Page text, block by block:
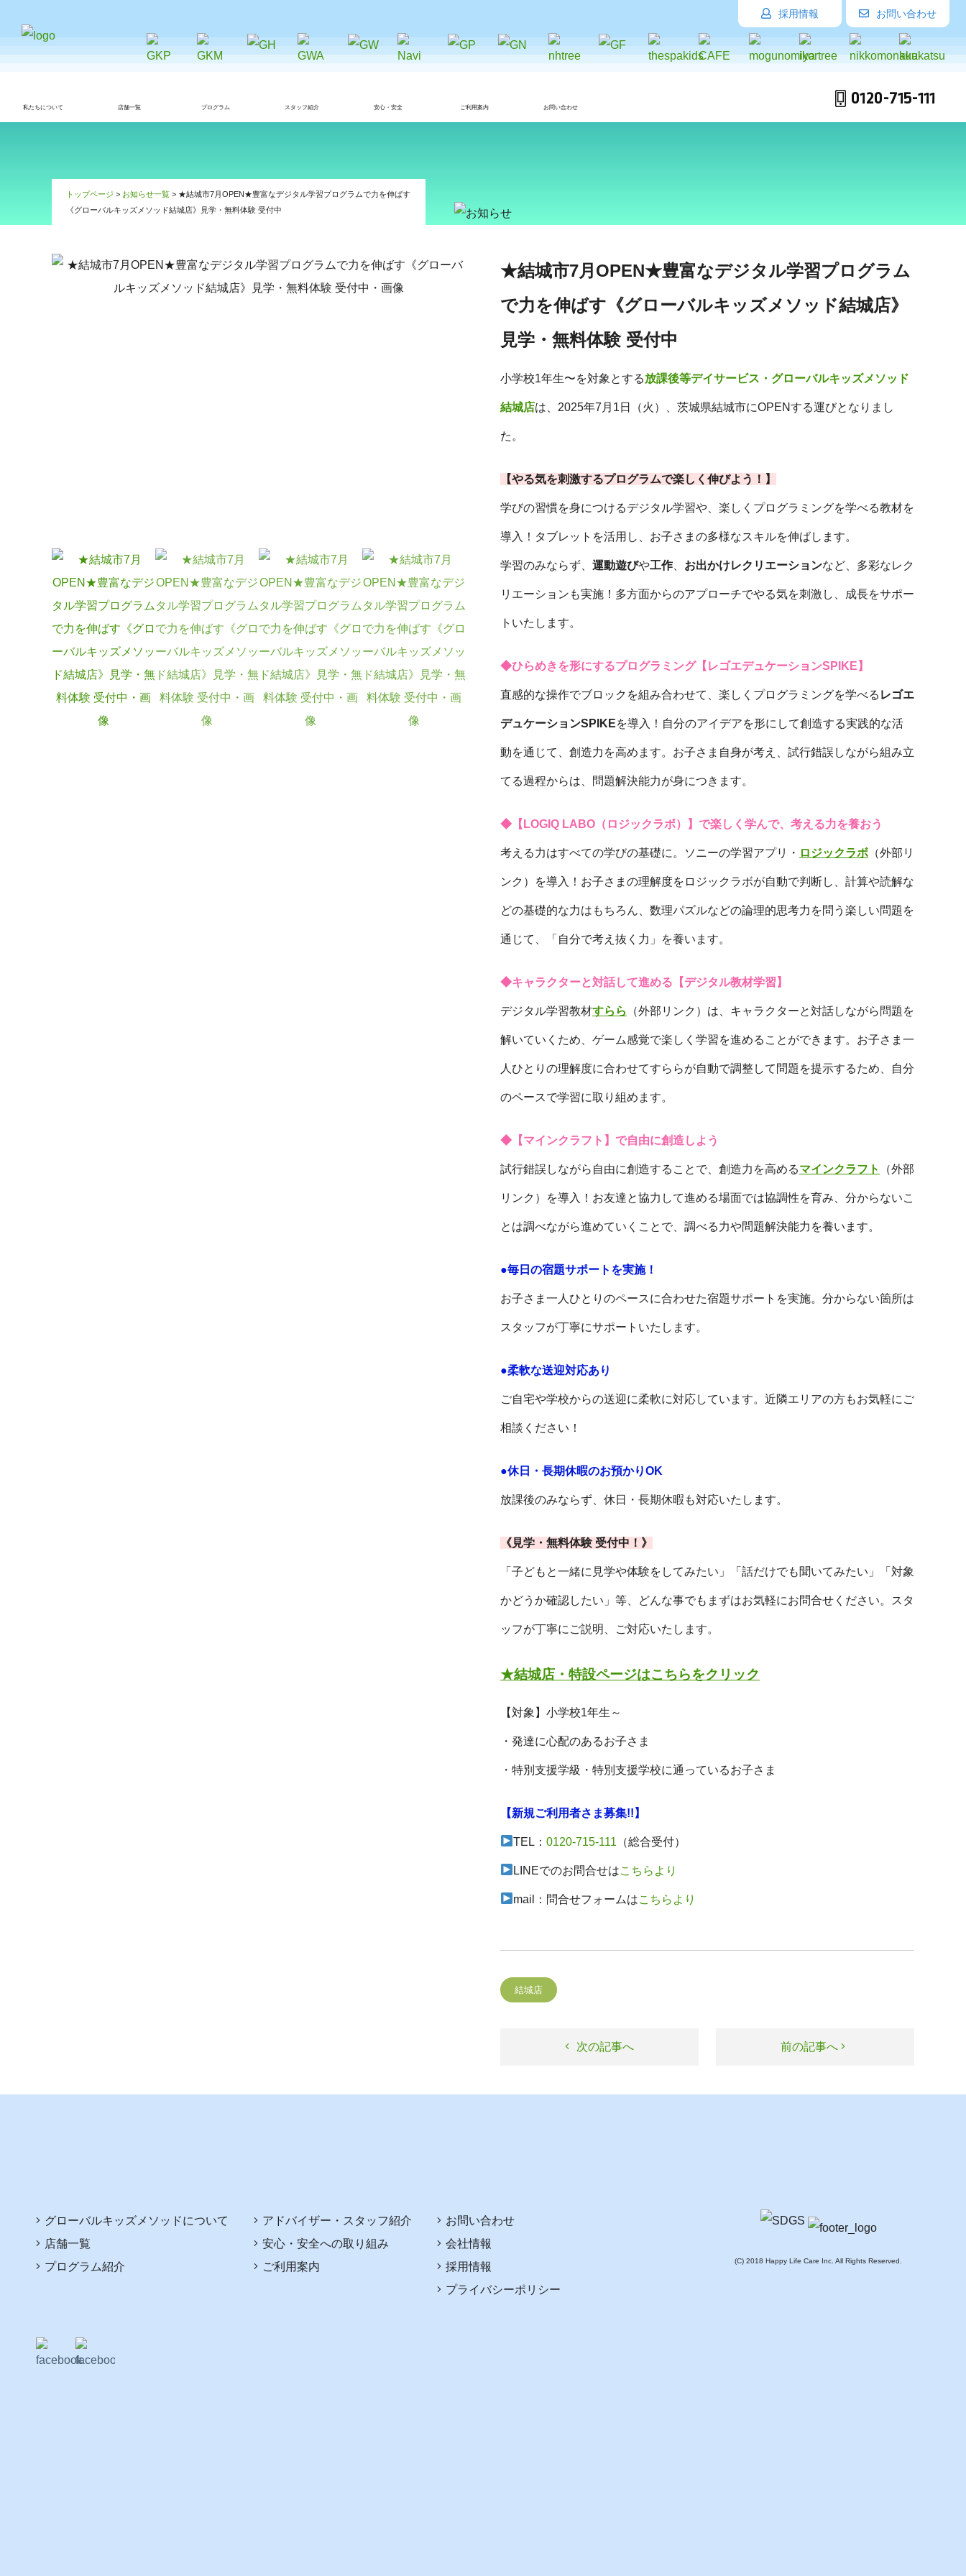
私たちについて 店舗一覧 プログラム スタッフ紹介 安心・安全 ご利用案内 お問い合わせ 0120-715-111
採用情報 お問い合わせ
トップページ > お知らせ一覧 > ★結城市7月OPEN★豊富なデジタル学習プログラムで力を伸ばす
《グローバルキッズメソッド結城店》見学・無料体験 受付中
★結城市7月OPEN★豊富なデジタル学習プログラム
で力を伸ばす《グローバルキッズメソッド結城店》
見学・無料体験 受付中
小学校1年生〜を対象とする放課後等デイサービス・グローバルキッズメソッド
結城店は、2025年7月1日（火）、茨城県結城市にOPENする運びとなりまし
た。
【やる気を刺激するプログラムで楽しく伸びよう！】
学びの習慣を身につけるデジタル学習や、楽しくプログラミングを学べる教材を
導入！タブレットを活用し、お子さまの多様なスキルを伸ばします。
学習のみならず、 運動遊びや工作、 お出かけレクリエーションなど、多彩なレク
リエーションも実施！多方面からのアプローチでやる気を刺激し、成長をサポー
トいたします。
◆ひらめきを形にするプログラミング【レゴエデュケーションSPIKE】
直感的な操作でブロックを組み合わせて、楽しくプログラミングを学べる レゴエ
デュケーションSPIKEを導入！自分のアイデアを形にして創造する実践的な活
動を通じて、創造力を高めます。お子さま自身が考え、試行錯誤しながら組み立
てる過程からは、問題解決能力が身につきます。
◆【LOGIQ LABO（ロジックラボ）】で楽しく学んで、考える力を養おう
考える力はすべての学びの基礎に。ソニーの学習アプリ・ ロジックラボ （外部リ
ンク）を導入！お子さまの理解度をロジックラボが自動で判断し、計算や読解な
どの基礎的な力はもちろん、数理パズルなどの論理的思考力を問う楽しい問題を
通じて、「自分で考え抜く力」を養います。
◆キャラクターと対話して進める【デジタル教材学習】
デジタル学習教材すらら （外部リンク）は、キャラクターと対話しながら問題を
解いていくため、ゲーム感覚で楽しく学習を進めることができます。お子さま一
人ひとりの理解度に合わせてすららが自動で調整して問題を提示するため、自分
のペースで学習に取り組めます。
◆【マインクラフト】で自由に創造しよう
試行錯誤しながら自由に創造することで、創造力を高めるマインクラフト （外部
リンク）を導入！お友達と協力して進める場面では協調性を育み、分からないこ
とは調べながら進めていくことで、調べる力や問題解決能力を養います。
●毎日の宿題サポートを実施！
お子さま一人ひとりのペースに合わせた宿題サポートを実施。分からない箇所は
スタッフが丁寧にサポートいたします。
●柔軟な送迎対応あり
ご自宅や学校からの送迎に柔軟に対応しています。近隣エリアの方もお気軽にご
相談ください！
●休日・長期休暇のお預かりOK
放課後のみならず、休日・長期休暇も対応いたします。
《見学・無料体験 受付中！》
「子どもと一緒に見学や体験をしてみたい」「話だけでも聞いてみたい」「対象
かどうか確認したい」等、どんな事でもまずはお気軽にお問合せください。スタ
ッフが丁寧にご説明、ご対応いたします。
★結城店・特設ページはこちらをクリック
【対象】小学校1年生～
・発達に心配のあるお子さま
・特別支援学級・特別支援学校に通っているお子さま
【新規ご利用者さま募集!!】
TEL：0120-715-111 （総合受付）
LINEでのお問合せはこちらより
mail：問合せフォームはこちらより
結城店
前の記事へ
次の記事へ
グローバルキッズメソッドについて
店舗一覧
プログラム紹介
アドバイザー・スタッフ紹介
安心・安全への取り組み
ご利用案内
お問い合わせ
会社情報
採用情報
プライバシーポリシー
(C) 2018 Happy Life Care Inc. All Rights Reserved.